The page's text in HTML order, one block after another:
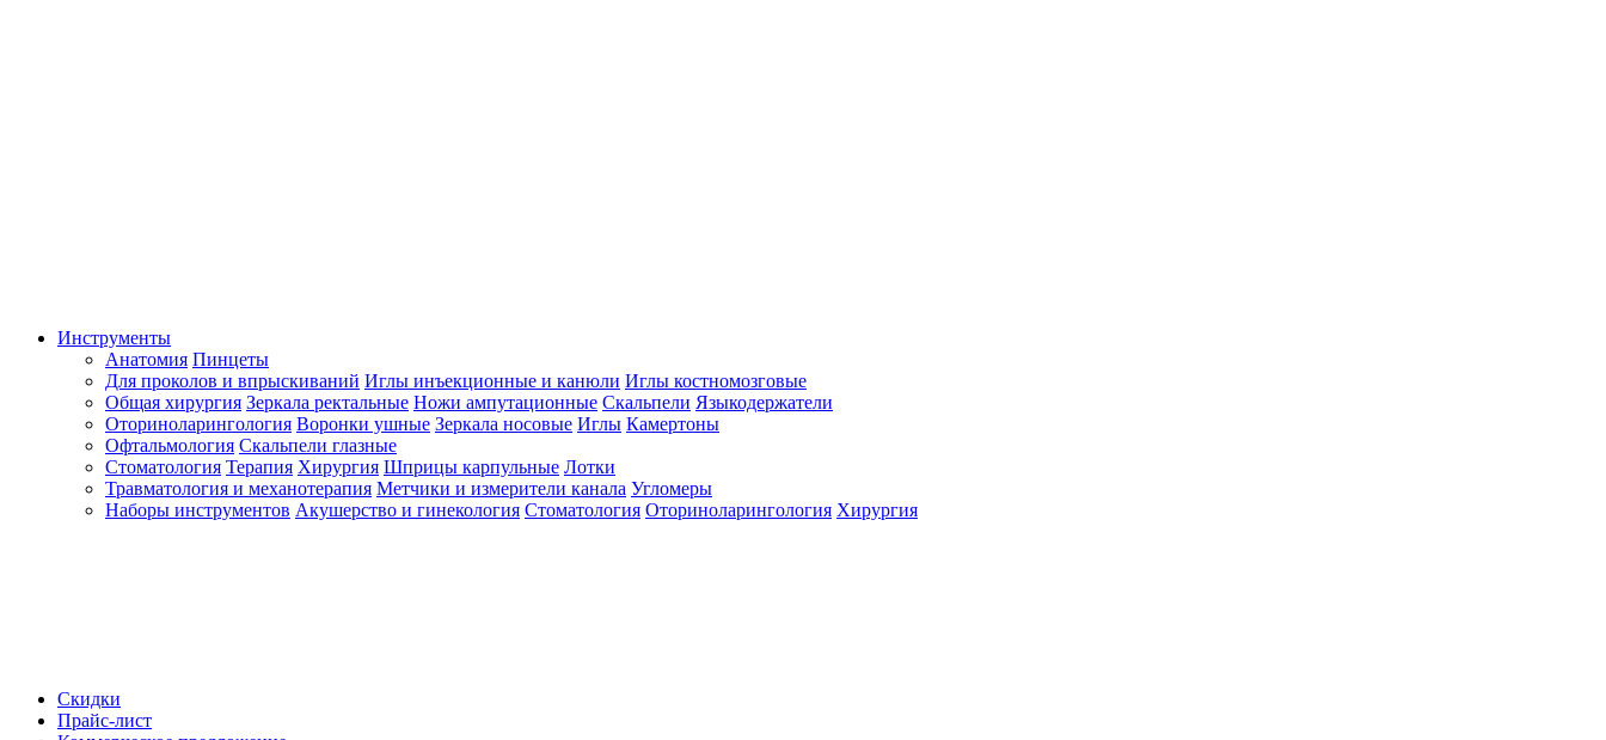
Инструменты
Анатомия Пинцеты
Для проколов и впрыскиваний Иглы инъекционные и канюли Иглы костномозговые
Общая хирургия Зеркала ректальные Ножи ампутационные Скальпели Языкодержатели
Оториноларингология Воронки ушные Зеркала носовые Иглы Камертоны
Офтальмология Скальпели глазные
Стоматология Терапия Хирургия Шприцы карпульные Лотки
Травматология и механотерапия Метчики и измерители канала Угломеры
Наборы инструментов Акушерство и гинекология Стоматология Оториноларингология Хирургия
Скидки
Прайс-лист